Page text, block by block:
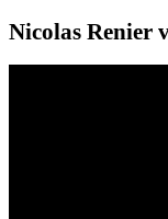
Nicolas Renier